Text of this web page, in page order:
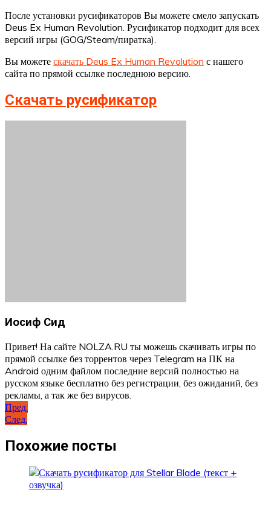
После установки русификаторов Вы можете смело запускать
Deus Ex Human Revolution. Русификатор подходит для всех
версий игры (GOG/Steam/пиратка).
Вы можете скачать Deus Ex Human Revolution с нашего
сайта по прямой ссылке последнюю версию.
Скачать русификатор
Иосиф Сид
Привет! На сайте NOLZA.RU ты можешь скачивать игры по
прямой ссылке без торрентов через Telegram на ПК на
Android одним файлом последние версий полностью на
русском языке бесплатно без регистрации, без ожиданий, без
рекламы, а так же без вирусов.
Навигация
по
записям
Пред.
След.
Похожие посты